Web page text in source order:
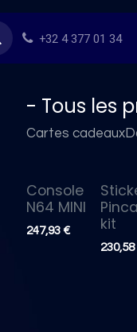
Besoin d'inspiration
+32 4 377 01 34
- Tous les
Cartes cadeaux
Nouveau !
Console
N64 MINI
247,93 €
kit
230,58